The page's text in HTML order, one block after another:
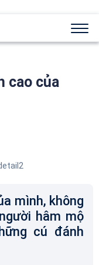
cao của
mình, không
hâm mộ
cú đánh